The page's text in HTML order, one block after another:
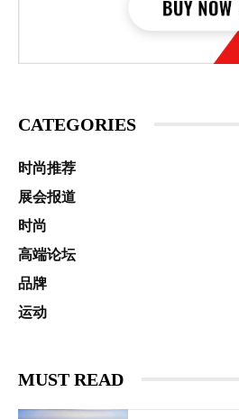
CATEGORIES
时尚推荐
展会报道
时尚
高端论坛
品牌
运动
MUST READ